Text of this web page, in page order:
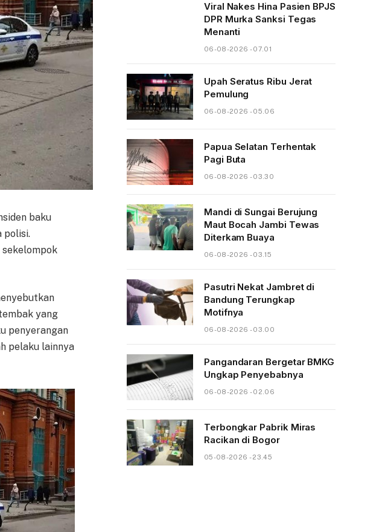
baku
polisi.
yang
penyerangan
pelaku lainnya
Viral Nakes Hina Pasien BPJS
DPR Murka Sanksi Tegas
Menanti
06-08-2026 - 07.01
Upah Seratus Ribu Jerat
Pemulung
06-08-2026 - 05.06
Papua Selatan Terhentak
Pagi Buta
06-08-2026 - 03.30
Mandi di Sungai Berujung
Maut Bocah Jambi Tewas
Diterkam Buaya
06-08-2026 - 03.15
Pasutri Nekat Jambret di
Bandung Terungkap
Motifnya
06-08-2026 - 03.00
Pangandaran Bergetar BMKG
Ungkap Penyebabnya
06-08-2026 - 02.06
Terbongkar Pabrik Miras
Racikan di Bogor
05-08-2026 - 23.45